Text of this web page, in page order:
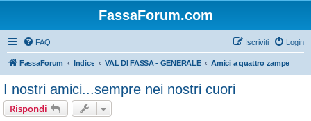
FassaForum.com
FAQ Login
Iscriviti
FassaForum Indice VAL DI FASSA - GENERALE Amici a quattro zampe
I nostri amici...sempre nei nostri cuori
Rispondi